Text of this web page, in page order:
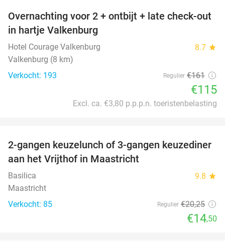
29%
Overnachting voor 2 + ontbijt + late check-out
in hartje Valkenburg
Hotel Courage Valkenburg 8.7 star
Valkenburg (8 km)
Verkocht: 193
Regulier €161
€115
Excl. ca. €3,80 p.p.p.n. toeristenbelasting
28%
2-gangen keuzelunch of 3-gangen keuzediner
aan het Vrijthof in Maastricht
Basilica 9.8 star
Maastricht
Verkocht: 85
Regulier €20,25
€14,50